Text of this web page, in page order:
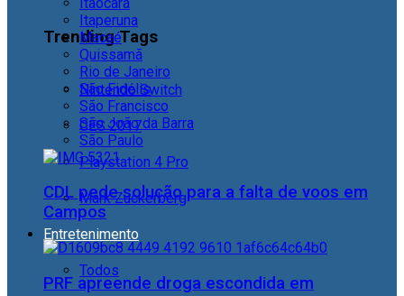
Trending Tags
Nintendo Switch
CES 2017
Playstation 4 Pro
Mark Zuckerberg
Entretenimento
Todos
Itaperuna
Macaé
Quissamã
Rio de Janeiro
São Fidélis
São Francisco
São João da Barra
São Paulo
CDL pede solução para a falta de voos em
Campos
PRF apreende droga escondida em